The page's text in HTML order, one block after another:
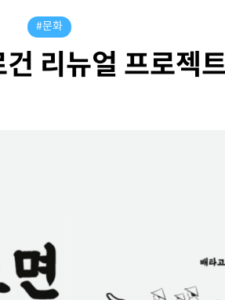
#문화
리뉴얼 프로젝